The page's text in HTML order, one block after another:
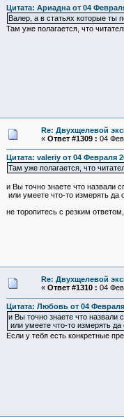
Цитата: Ариадна от 04
Валер, а в статьях которые ты
Там уже полагается, что
Re: Двухщелевой
« Ответ #1309 : 04
Цитата: valeriy от 04 Февраля
Там уже полагается, что
и Вы точно знаете что назвали
или умеете что-то измерять да
не торопитесь с резким
Re: Двухщелевой
« Ответ #1310 : 04
Цитата: Любовь от 04
и Вы точно знаете что назвали
или умеете что-то измерять да
Если у тебя есть конкретные